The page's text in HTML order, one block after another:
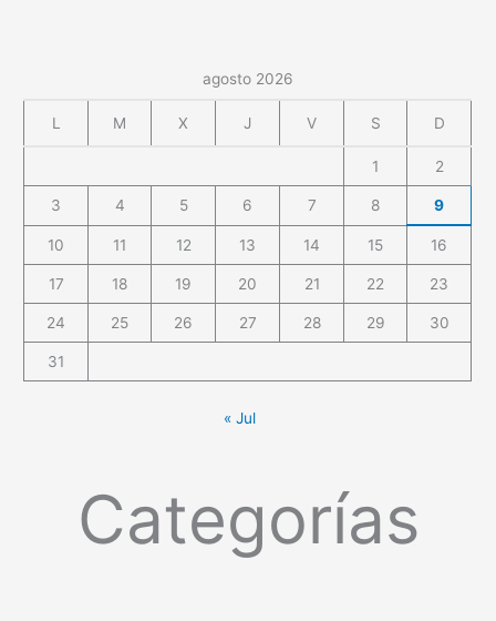
agosto 2026
L M X J V S D
1 2
3 4 5 6 7 8 9
10 11 12 13 14 15 16
17 18 19 20 21 22 23
24 25 26 27 28 29 30
31
« Jul
Categorías